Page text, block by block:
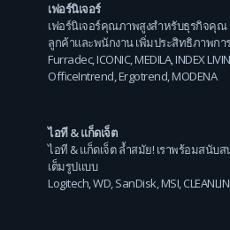
เฟอร์นิเจอร์
เฟอร์นิเจอร์คุณภาพสูงสำหรับธุรกิจคุณ
ลูกค้าและพนักงาน เพิ่มประสิทธิภาพกา
Furradec,ICONIC,MEDILA,INDEX
OfficeIntrend,Ergotrend,MODENA
ไอที & แก็ดเจ็ต
ไอที & แก็ดเจ็ต ล้ำสมัย! เราพร้อมสนับ
เต็มรูปแบบ
Logitech,WD,SanDisk,MSI,